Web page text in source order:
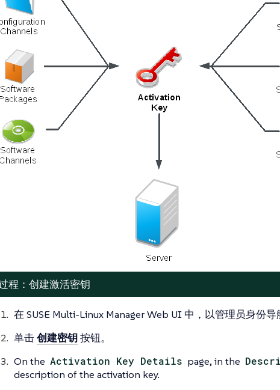
程：创建激活密钥
在 SUSE Multi-Linux Manager Web UI 中，以管理员身份导
单击创建密钥按钮。
On the Activation Key Details page, in the
description of the activation key.